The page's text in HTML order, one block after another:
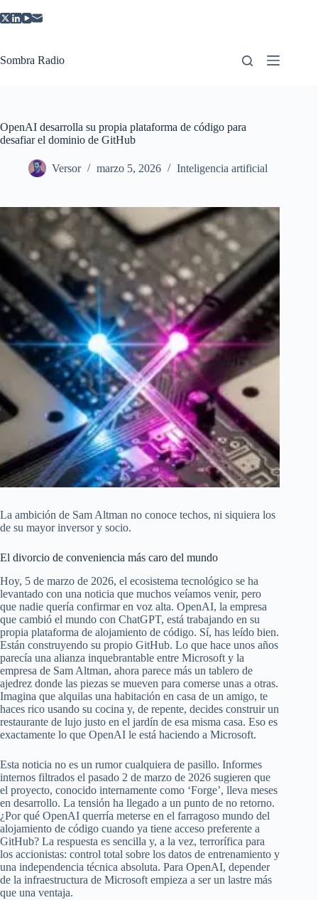
al
Sombra Radio
OpenAI desarrolla su propia plataforma de código para
desafiar el dominio de GitHub
Versor marzo 5, 2026 Inteligencia artificial
La ambición de Sam Altman no conoce techos, ni siquiera los
de su mayor inversor y socio.
El divorcio de conveniencia más caro del mundo
Hoy, 5 de marzo de 2026, el ecosistema tecnológico se ha
levantado con una noticia que muchos veíamos venir, pero
que nadie quería confirmar en voz alta. OpenAI, la empresa
que cambió el mundo con ChatGPT, está trabajando en su
propia plataforma de alojamiento de código. Sí, has leído bien.
Están construyendo su propio GitHub. Lo que hace unos años
parecía una alianza inquebrantable entre Microsoft y la
empresa de Sam Altman, ahora parece más un tablero de
ajedrez donde las piezas se mueven para comerse unas a otras.
Imagina que alquilas una habitación en casa de un amigo, te
haces rico usando su cocina y, de repente, decides construir un
restaurante de lujo justo en el jardín de esa misma casa. Eso es
exactamente lo que OpenAI le está haciendo a Microsoft.
Esta noticia no es un rumor cualquiera de pasillo. Informes
internos filtrados el pasado 2 de marzo de 2026 sugieren que
el proyecto, conocido internamente como ‘Forge’, lleva meses
en desarrollo. La tensión ha llegado a un punto de no retorno.
¿Por qué OpenAI querría meterse en el farragoso mundo del
alojamiento de código cuando ya tiene acceso preferente a
GitHub? La respuesta es sencilla y, a la vez, terrorífica para
los accionistas: control total sobre los datos de entrenamiento y
una independencia técnica absoluta. Para OpenAI, depender
de la infraestructura de Microsoft empieza a ser un lastre más
que una ventaja.